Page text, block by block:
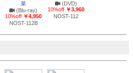
菜
(Blu-ray)
10%off ￥4,950
NOST-112B
(DVD)
10%off ￥3,960
NOST-112